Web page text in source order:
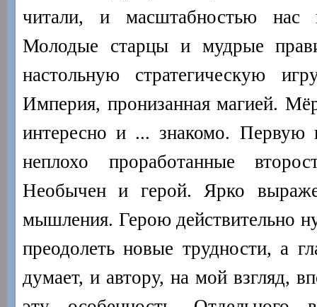
читали, и масштабностью нас
Молодые старцы и мудрые
настольную стратегическую
Империя, пронизанная магией.
интересно и ... знакомо. Первую
неплохо проработанные
Необычен и герой. Ярко
мышления. Герою действительно
преодолеть новые трудности, а
думает, и автору, на мой взгляд,